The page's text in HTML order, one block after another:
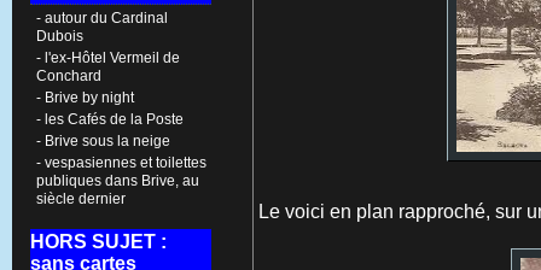
- autour du Cardinal
Dubois
- l'ex-Hôtel Vermeil de
Conchard
- Brive by night
- les Cafés de la Poste
- Brive sous la neige
- vespasiennes et toilettes
publiques dans Brive, au
siècle dernier
HORS SUJET :
sans cartes
Le voici en plan rapproché, sur